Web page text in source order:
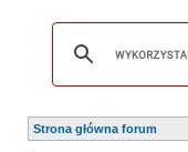
Strona główna forum